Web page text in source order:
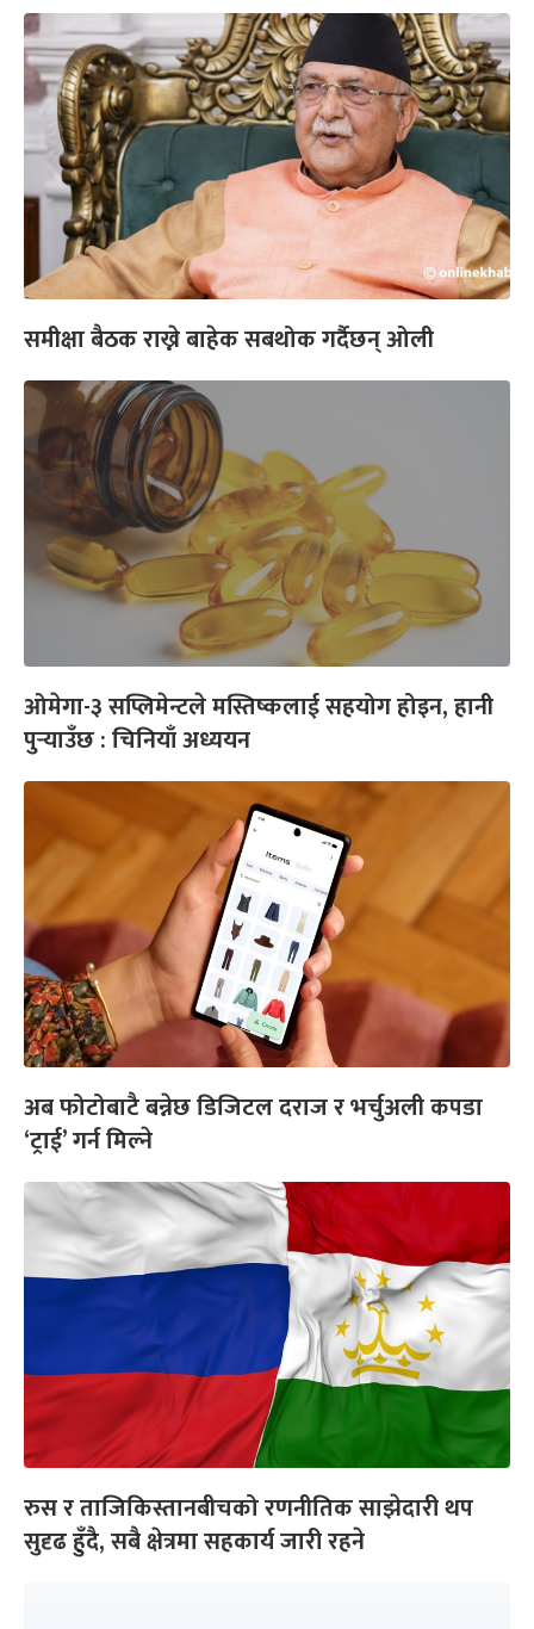
समीक्षा बैठक राख्ने बाहेक सबथोक गर्दैछन् ओली
ओमेगा-३ सप्लिमेन्टले मस्तिष्कलाई सहयोग होइन, हानी
पुर्‍याउँछ : चिनियाँ अध्ययन
अब फोटोबाटै बन्नेछ डिजिटल दराज र भर्चुअली कपडा
‘ट्राई’ गर्न मिल्ने
रुस र ताजिकिस्तानबीचको रणनीतिक साझेदारी थप
सुदृढ हुँदै, सबै क्षेत्रमा सहकार्य जारी रहने